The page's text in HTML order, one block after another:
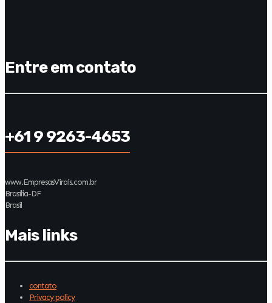
Entre em contato
+61 9 9263-4653
www.EmpresasVirais.com.br
Brasília-DF
Brasil
Mais links
contato
Privacy policy